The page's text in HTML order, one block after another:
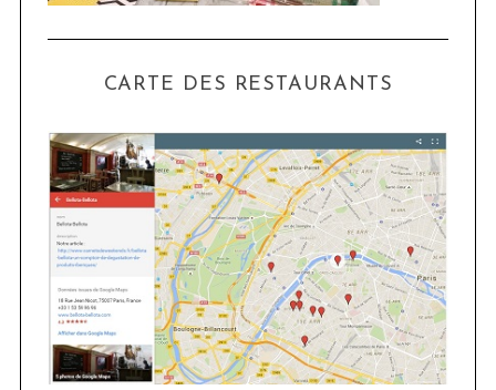
CARTE DES RESTAURANTS